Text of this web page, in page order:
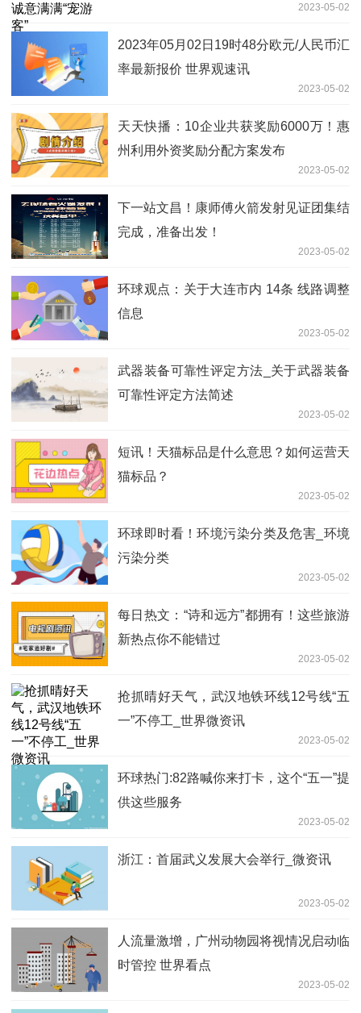
2023-05-02
2023年05月02日19时48分欧元/人民币汇
率最新报价 世界观速讯
2023-05-02
天天快播：10企业共获奖励6000万！惠
州利用外资奖励分配方案发布
2023-05-02
下一站文昌！康师傅火箭发射见证团集结
完成，准备出发！
2023-05-02
环球观点：关于大连市内 14条 线路调整
信息
2023-05-02
武器装备可靠性评定方法_关于武器装备
可靠性评定方法简述
2023-05-02
短讯！天猫标品是什么意思？如何运营天
猫标品？
2023-05-02
环球即时看！环境污染分类及危害_环境
污染分类
2023-05-02
每日热文：“诗和远方”都拥有！这些旅游
新热点你不能错过
2023-05-02
抢抓晴好天气，武汉地铁环线12号线“五
一”不停工_世界微资讯
2023-05-02
环球热门:82路喊你来打卡，这个“五一”提
供这些服务
2023-05-02
浙江：首届武义发展大会举行_微资讯
2023-05-02
人流量激增，广州动物园将视情况启动临
时管控 世界看点
2023-05-02